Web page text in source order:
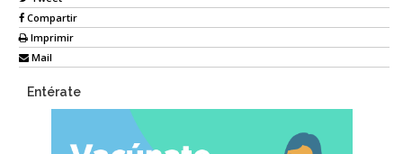
Compartir
Imprimir
Mail
Entérate